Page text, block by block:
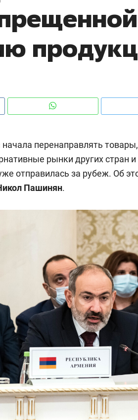
перенаправлять
рынки других стран
отправилась за рубеж. Об
Пашинян.
Оман?
о
как
Рекомендуем
когда
свою
стрессом»